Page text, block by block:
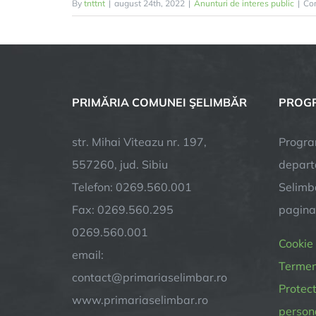
By tnttnt | august 24th, 2022 | Anunturi de interes public |
PRIMĂRIA COMUNEI ŞELIMBĂR
str. Mihai Viteazu nr. 197,
557260, jud. Sibiu
Telefon: 0269.560.001
Fax: 0269.560.295
0269.560.001
email:
contact@primariaselimbar.ro
www.primariaselimbar.ro
pagina
Cookie